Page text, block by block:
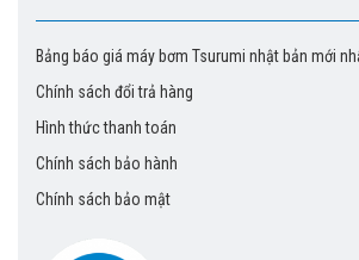
Bảng báo giá máy bơm Tsurumi nhật bản mới
Chính sách đổi trả hàng
Hình thức thanh toán
Chính sách bảo hành
Chính sách bảo mật